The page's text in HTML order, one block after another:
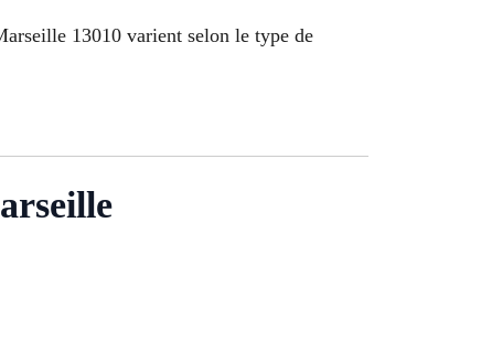
13010 varient selon le type de